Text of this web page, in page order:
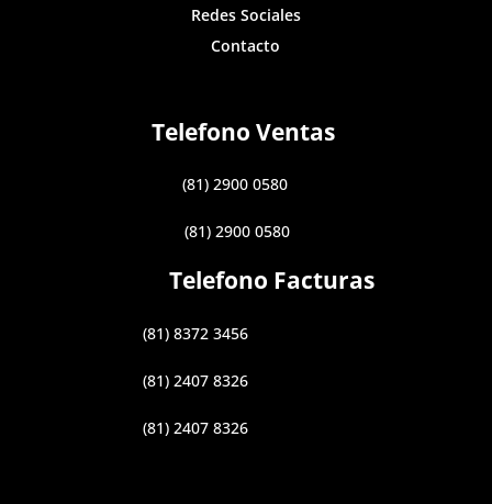
Redes Sociales
Contacto
Telefono Ventas
(81) 2900 0580
(81) 2900 0580
Telefono Facturas
(81) 8372 3456
(81) 2407 8326
(81) 2407 8326